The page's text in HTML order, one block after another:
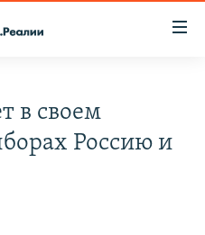
СОПРОТИВЛЕНИЯ
в своем
Россию и